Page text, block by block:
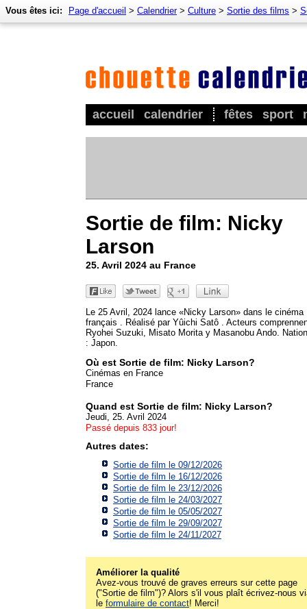
accueil calendrier fêtes sport
Vous êtes ici: Page d'accueil > Calendrier> Culture > Sortie des films >
Sortie de film: Nicky
Larson
25. Avril 2024 au France
Le 25 Avril, 2024 lance «Nicky Larson» dans le cinéma
français . Réalisé par Yûichi Satô . Acteurs
Ryohei Suzuki, Misato Morita y Masanobu Ando.
: Japon.
Où est Sortie de film: Nicky Larson?
Cinémas en France
France
Quand est Sortie de film: Nicky Larson?
Jeudi, 25. Avril 2024
Passé depuis 833 jour!
Autres dates:
Sortie de film le 09/12/2026
Sortie de film le 16/12/2026
Sortie de film le 23/12/2026
Sortie de film le 24/03/2027
Sortie de film le 05/05/2027
Sortie de film le 29/09/2027
Sortie de film le 24/11/2027
Améliorer la qualité
Avez-vous trouvé de graves erreurs sur cette page
("Sortie de film")? Alors s'il vous plaît écrivez-nous
le formulaire de contact! Merci!